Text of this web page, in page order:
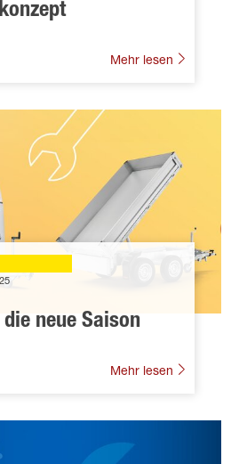
Mehr lesen
neue Saison
Mehr lesen